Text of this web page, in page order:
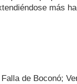
más
de Boconó;